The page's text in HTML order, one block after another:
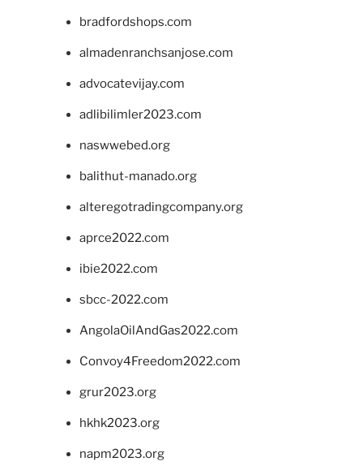
bradfordshops.com
almadenranchsanjose.com
advocatevijay.com
adlibilimler2023.com
naswwebed.org
balithut-manado.org
alteregotradingcompany.org
aprce2022.com
ibie2022.com
sbcc-2022.com
AngolaOilAndGas2022.com
Convoy4Freedom2022.com
grur2023.org
hkhk2023.org
napm2023.org